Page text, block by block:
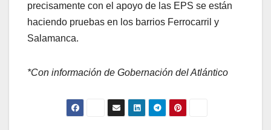
precisamente con el apoyo de las EPS se están
haciendo pruebas en los barrios Ferrocarril y
Salamanca.
*Con información de Gobernación del Atlántico